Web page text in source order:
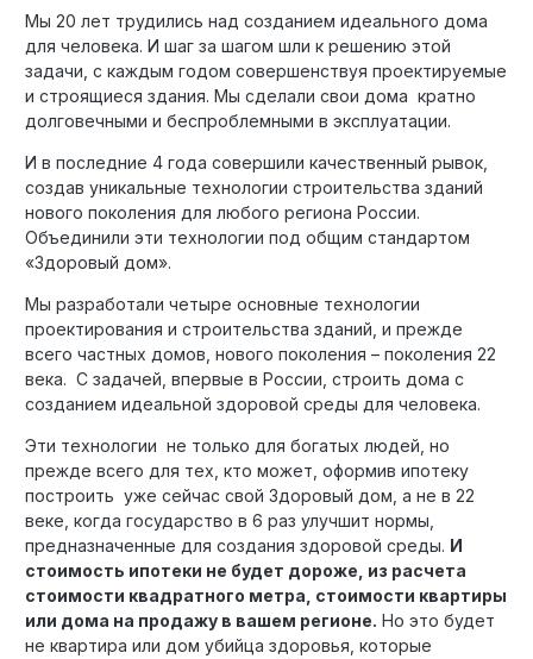
Мы 20 лет трудились над созданием идеального дома
для человека. И шаг за шагом шли к решению этой
задачи, с каждым годом совершенствуя проектируемые
и строящиеся здания. Мы сделали свои дома кратно
долговечными и беспроблемными в эксплуатации.
И в последние 4 года совершили качественный рывок,
создав уникальные технологии строительства зданий
нового поколения для любого региона России.
Объединили эти технологии под общим стандартом
«Здоровый дом».
Мы разработали четыре основные технологии
проектирования и строительства зданий, и прежде
всего частных домов, нового поколения – поколения 22
века. С задачей, впервые в России, строить дома с
созданием идеальной здоровой среды для человека.
Эти технологии не только для богатых людей, но
прежде всего для тех, кто может, оформив ипотеку
построить уже сейчас свой Здоровый дом, а не в 22
веке, когда государство в 6 раз улучшит нормы,
предназначенные для создания здоровой среды. И
стоимость ипотеки не будет дороже, из расчета
стоимости квадратного метра, стоимости квартиры
или дома на продажу в вашем регионе. Но это будет
не квартира или дом убийца здоровья, которые